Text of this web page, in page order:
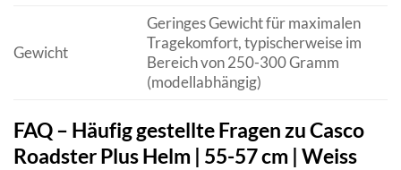
Gewicht
Geringes Gewicht für maximalen
Tragekomfort, typischerweise im
Bereich von 250-300 Gramm
(modellabhängig)
FAQ – Häufig gestellte Fragen zu Casco
Roadster Plus Helm | 55-57 cm | Weiss